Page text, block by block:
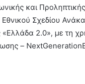
και
Εθνικού Σχεδίου
«Ελλάδα 2.0», με τη
–